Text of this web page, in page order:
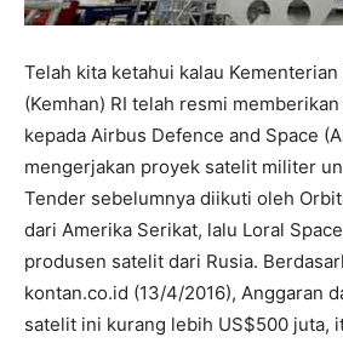
Telah kita ketahui kalau
(Kemhan) RI telah resmi
kepada Airbus Defence and Space
mengerjakan proyek satelit militer
Tender sebelumnya diikuti oleh
dari Amerika Serikat, lalu Loral
produsen satelit dari Rusia.
kontan.co.id (13/4/2016), Anggaran
satelit ini kurang lebih US$500 juta,